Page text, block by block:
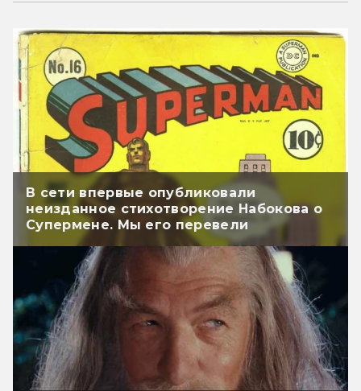
В сети впервые опубликовали
неизданное стихотворение Набокова о
Супермене. Мы его перевели